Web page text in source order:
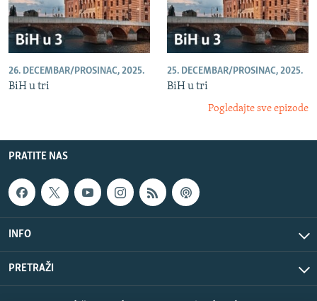
26. DECEMBAR/PROSINAC, 2025.
BiH u tri
25. DECEMBAR/PROSINAC, 2025.
BiH u tri
Pogledajte sve epizode
PRATITE NAS
INFO
PRETRAŽI